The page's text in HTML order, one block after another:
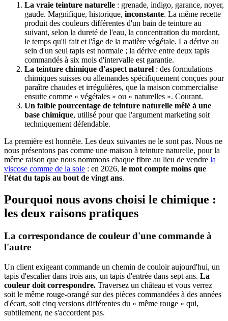
La vraie teinture naturelle : grenade, indigo, garance, noyer,
gaude. Magnifique, historique, inconstante. La même recette
produit des couleurs différentes d'un bain de teinture au
suivant, selon la dureté de l'eau, la concentration du mordant,
le temps qu'il fait et l'âge de la matière végétale. La dérive au
sein d'un seul tapis est normale ; la dérive entre deux tapis
commandés à six mois d'intervalle est garantie.
La teinture chimique d'aspect naturel : des formulations
chimiques suisses ou allemandes spécifiquement conçues pour
paraître chaudes et irrégulières, que la maison commercialise
ensuite comme « végétales » ou « naturelles ». Courant.
Un faible pourcentage de teinture naturelle mêlé à une
base chimique, utilisé pour que l'argument marketing soit
techniquement défendable.
La première est honnête. Les deux suivantes ne le sont pas. Nous ne
nous présentons pas comme une maison à teinture naturelle, pour la
même raison que nous nommons chaque fibre au lieu de vendre la
viscose comme de la soie : en 2026, le mot compte moins que
l'état du tapis au bout de vingt ans.
Pourquoi nous avons choisi le chimique :
les deux raisons pratiques
La correspondance de couleur d'une commande à
l'autre
Un client exigeant commande un chemin de couloir aujourd'hui, un
tapis d'escalier dans trois ans, un tapis d'entrée dans sept ans. La
couleur doit correspondre. Traversez un château et vous verrez
soit le même rouge-orangé sur des pièces commandées à des années
d'écart, soit cinq versions différentes du « même rouge » qui,
subtilement, ne s'accordent pas.